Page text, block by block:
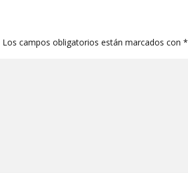
Los campos obligatorios están marcados con*